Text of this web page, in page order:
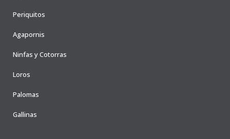
Periquitos
Agapornis
Ninfas y Cotorras
Loros
Palomas
Gallinas